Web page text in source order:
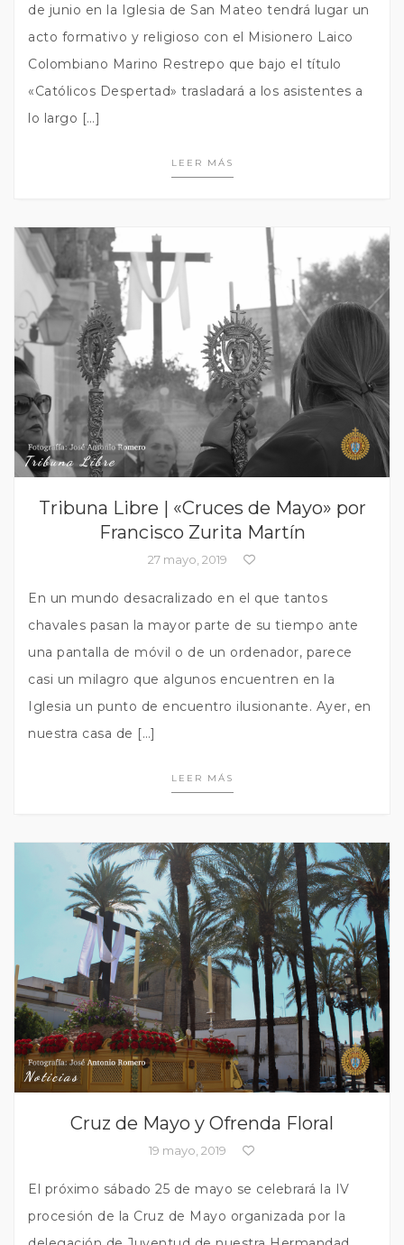
de junio en la Iglesia de San Mateo tendrá lugar un
acto formativo y religioso con el Misionero Laico
Colombiano Marino Restrepo que bajo el título
«Católicos Despertad» trasladará a los asistentes a
lo largo […]
LEER MÁS
Tribuna Libre
Tribuna Libre | «Cruces de Mayo» por
Francisco Zurita Martín
27 mayo, 2019
En un mundo desacralizado en el que tantos
chavales pasan la mayor parte de su tiempo ante
una pantalla de móvil o de un ordenador, parece
casi un milagro que algunos encuentren en la
Iglesia un punto de encuentro ilusionante. Ayer, en
nuestra casa de […]
LEER MÁS
Noticias
Cruz de Mayo y Ofrenda Floral
19 mayo, 2019
El próximo sábado 25 de mayo se celebrará la IV
procesión de la Cruz de Mayo organizada por la